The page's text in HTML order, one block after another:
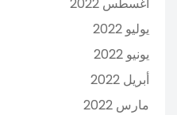
يوليو 2022
يونيو 2022
أبريل 2022
مارس 2022